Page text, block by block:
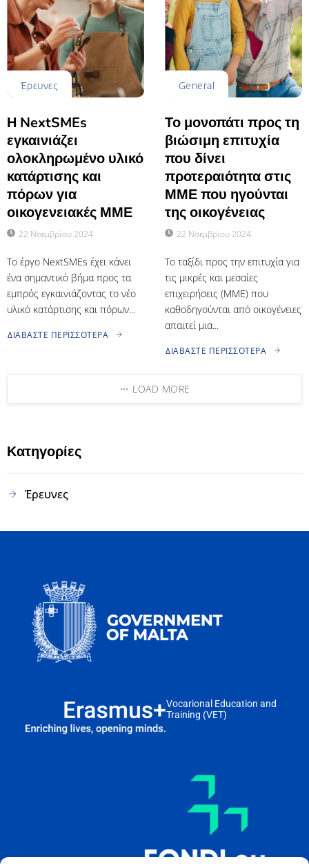
Έρευνες
Η NextSMEs
εγκαινιάζει
ολοκληρωμένο υλικό
κατάρτισης και
πόρων για
οικογενειακές ΜΜΕ
22 Νοεμβρίου 2024
Το έργο NextSMEs έχει κάνει
ένα σημαντικό βήμα προς τα
εμπρός εγκαινιάζοντας το νέο
υλικό κατάρτισης και πόρων...
ΔΙΑΒΆΣΤΕ ΠΕΡΙΣΣΌΤΕΡΑ
General
Το μονοπάτι προς τη
βιώσιμη επιτυχία
που δίνει
προτεραιότητα στις
ΜΜΕ που ηγούνται
της οικογένειας
22 Νοεμβρίου 2024
Το ταξίδι προς την επιτυχία για
τις μικρές και μεσαίες
επιχειρήσεις (ΜΜΕ) που
καθοδηγούνται από οικογένειες
απαιτεί μια...
ΔΙΑΒΆΣΤΕ ΠΕΡΙΣΣΌΤΕΡΑ
LOAD MORE
Κατηγορίες
Έρευνες
Vocarional Education and
Training (VET)